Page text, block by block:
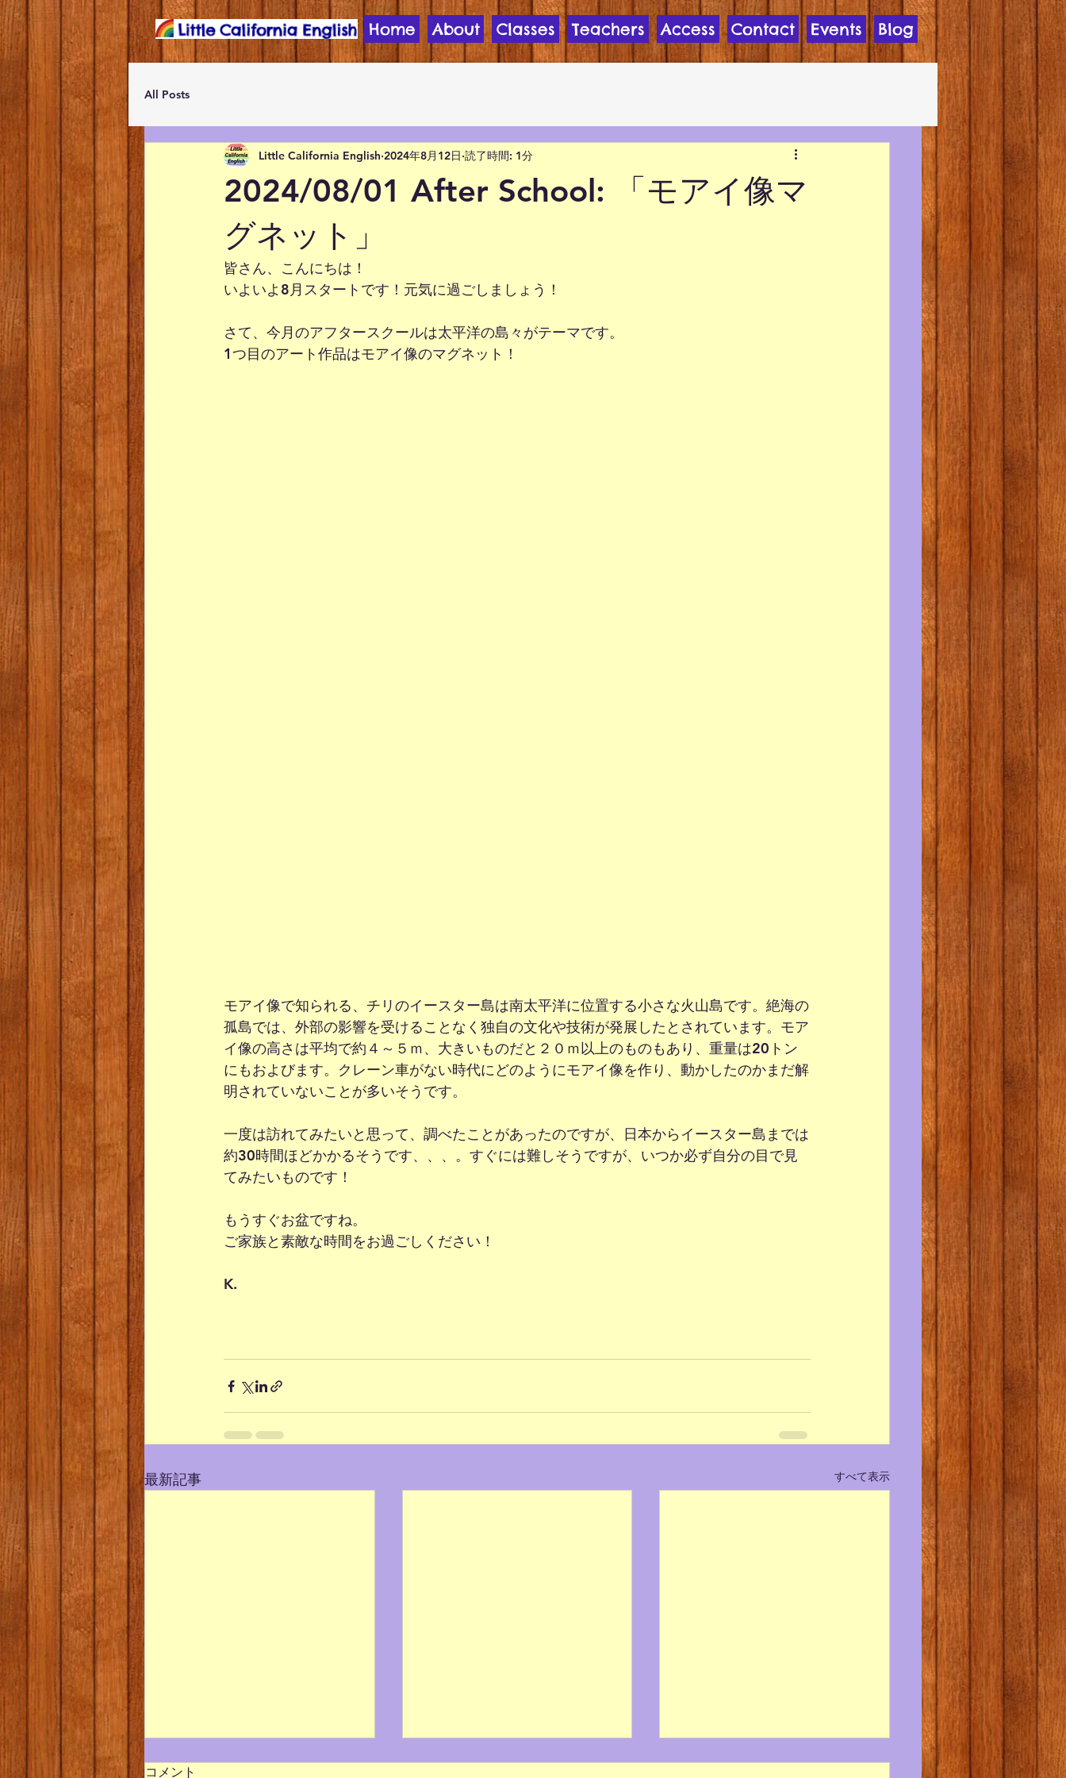
Home About Classes Teachers Access Contact Events Blog
All Posts
2024/08/01 After School: 「モアイ像マ
グネット」
Little California English 2024年8月12日 読了時間: 1分
皆さん、こんにちは！
いよいよ8月スタートです！元気に過ごしましょう！
さて、今月のアフタースクールは太平洋の島々がテーマです。
1つ目のアート作品はモアイ像のマグネット！
モアイ像で知られる、チリのイースター島は南太平洋に位置する小さな火山島です。絶海の
孤島では、外部の影響を受けることなく独自の文化や技術が発展したとされています。モア
イ像の高さは平均で約４～５ｍ、大きいものだと２０ｍ以上のものもあり、重量は20トン
にもおよびます。クレーン車がない時代にどのようにモアイ像を作り、動かしたのかまだ解
明されていないことが多いそうです。
一度は訪れてみたいと思って、調べたことがあったのですが、日本からイースター島までは
約30時間ほどかかるそうです、、、。すぐには難しそうですが、いつか必ず自分の目で見
てみたいものです！
もうすぐお盆ですね。
ご家族と素敵な時間をお過ごしください！
K.
最新記事 すべて表示
コメント